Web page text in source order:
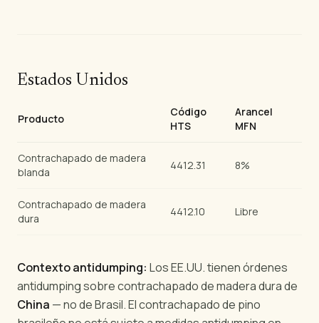
Estados Unidos
Producto
Código
HTS
Arancel
MFN
Contrachapado de madera
blanda
4412.31 8%
Contrachapado de madera
dura
4412.10 Libre
Contexto antidumping: Los EE.UU. tienen órdenes
antidumping sobre contrachapado de madera dura de
China — no de Brasil. El contrachapado de pino